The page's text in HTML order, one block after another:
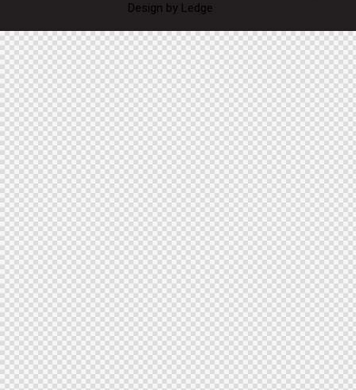
Design by Ledge